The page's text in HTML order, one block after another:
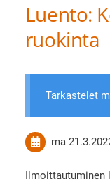
Luento:
ruokinta
Tarkastelet
ma